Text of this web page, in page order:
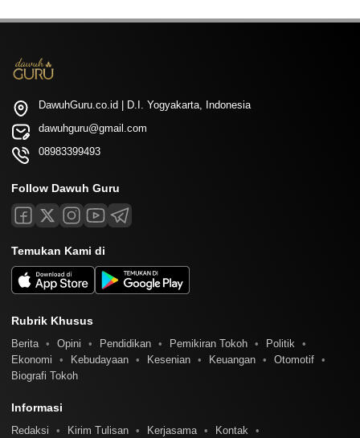
DawuhGuru.co.id | D.I. Yogyakarta, Indonesia
dawuhguru@gmail.com
08983399493
Follow Dawuh Guru
Temukan Kami di
Rubrik Khusus
Berita Opini Pendidikan Pemikiran Tokoh
Politik
Ekonomi
Kebudayaan Kesenian Keuangan
Otomotif
Biografi Tokoh
Informasi
Redaksi Kirim Tulisan Kerjasama
Kontak